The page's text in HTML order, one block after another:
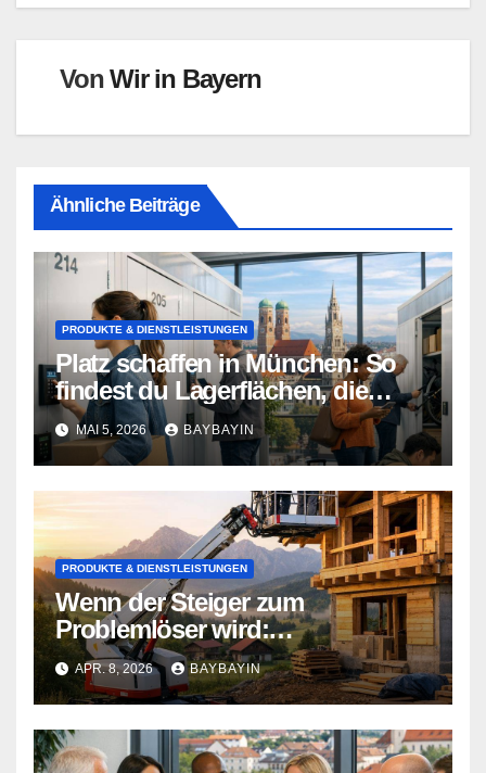
VonWir in Bayern
Ähnliche Beiträge
PRODUKTE & DIENSTLEISTUNGEN
Platz schaffen in München: So
findest du Lagerflächen, die
mehr können als nur Stauraum
MAI 5, 2026 BAYBAYIN
PRODUKTE & DIENSTLEISTUNGEN
Wenn der Steiger zum
Problemlöser wird:
Herausforderungen am Bau
meistern in Bayerns Landschaft
APR. 8, 2026 BAYBAYIN